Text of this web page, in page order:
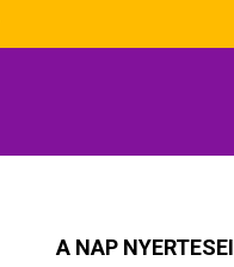
A NAP NYERTESEI